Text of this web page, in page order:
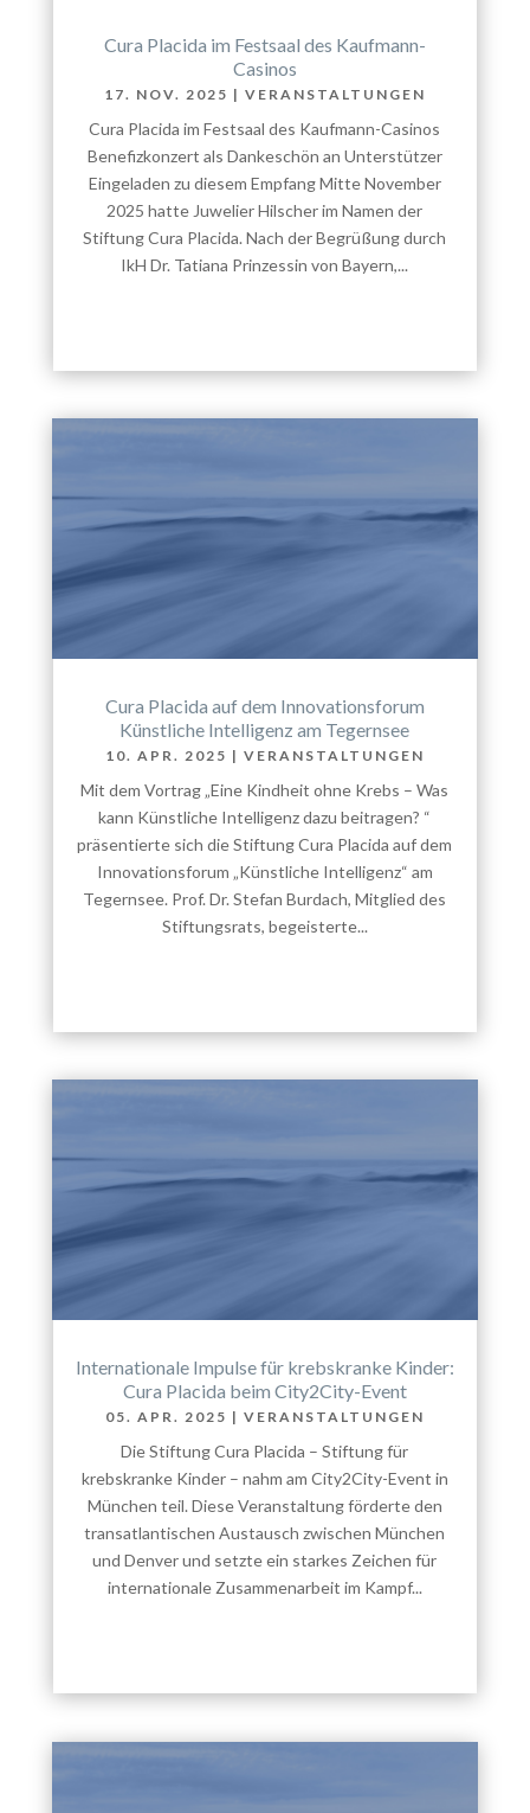
Cura Placida im Festsaal des Kaufmann-
Casinos
17. NOV. 2025 | VERANSTALTUNGEN
Cura Placida im Festsaal des Kaufmann-Casinos
Benefizkonzert als Dankeschön an Unterstützer
Eingeladen zu diesem Empfang Mitte November
2025 hatte Juwelier Hilscher im Namen der
Stiftung Cura Placida. Nach der Begrüßung durch
IkH Dr. Tatiana Prinzessin von Bayern,...
Cura Placida auf dem Innovationsforum
Künstliche Intelligenz am Tegernsee
10. APR. 2025 | VERANSTALTUNGEN
Mit dem Vortrag „Eine Kindheit ohne Krebs – Was
kann Künstliche Intelligenz dazu beitragen? “
präsentierte sich die Stiftung Cura Placida auf dem
Innovationsforum „Künstliche Intelligenz“ am
Tegernsee. Prof. Dr. Stefan Burdach, Mitglied des
Stiftungsrats, begeisterte...
Internationale Impulse für krebskranke Kinder:
Cura Placida beim City2City-Event
05. APR. 2025 | VERANSTALTUNGEN
Die Stiftung Cura Placida – Stiftung für
krebskranke Kinder – nahm am City2City-Event in
München teil. Diese Veranstaltung förderte den
transatlantischen Austausch zwischen München
und Denver und setzte ein starkes Zeichen für
internationale Zusammenarbeit im Kampf...